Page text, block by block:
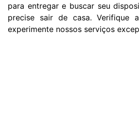
para entregar e buscar seu
precise sair de casa. Verifique
experimente nossos serviços